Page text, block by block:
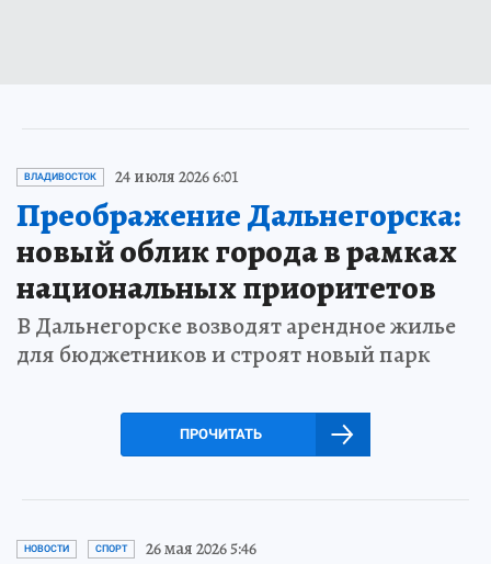
ВЛАДИВОСТОК 24 июля 2026 6:01
Преображение Дальнегорска:
новый облик города в рамках
национальных приоритетов
В Дальнегорске возводят арендное жилье
для бюджетников и строят новый парк
ПРОЧИТАТЬ
НОВОСТИ СПОРТ 26 мая 2026 5:46